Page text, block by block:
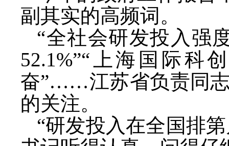
副其实的高频词。
“全社会研发投入强
52.1%”“上海国际科
奋”……江苏省负责同
的关注。
“研发投入在全国排